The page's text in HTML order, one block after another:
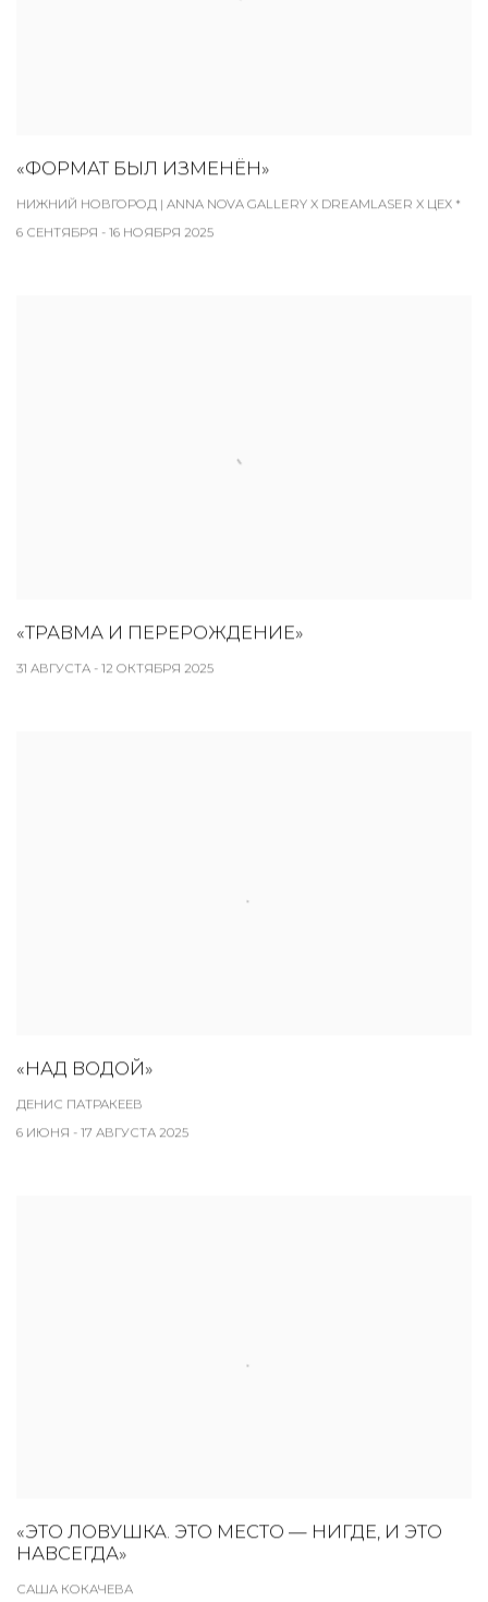
«ФОРМАТ БЫЛ ИЗМЕНЁН»
НИЖНИЙ НОВГОРОД | ANNA NOVA GALLERY X DREAMLASER X ЦЕХ *
6 СЕНТЯБРЯ - 16 НОЯБРЯ 2025
«ТРАВМА И ПЕРЕРОЖДЕНИЕ»
31 АВГУСТА - 12 ОКТЯБРЯ 2025
«НАД ВОДОЙ»
ДЕНИС ПАТРАКЕЕВ
6 ИЮНЯ - 17 АВГУСТА 2025
«ЭТО ЛОВУШКА. ЭТО МЕСТО — НИГДЕ, И ЭТО
НАВСЕГДА»
САША КОКАЧЕВА